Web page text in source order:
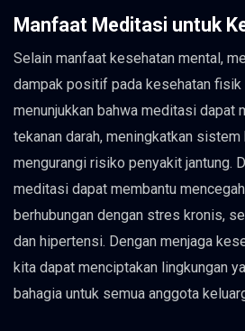
Manfaat Meditasi untuk
Selain manfaat kesehatan mental,
dampak positif pada kesehatan
menunjukkan bahwa meditasi dapat
tekanan darah, meningkatkan sistem
mengurangi risiko penyakit jantung.
meditasi dapat membantu
berhubungan dengan stres kronis,
dan hipertensi. Dengan menjaga
kita dapat menciptakan lingkungan
bahagia untuk semua anggota